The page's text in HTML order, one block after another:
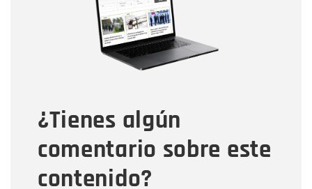
¿Tienes algún
comentario sobre este
contenido?
Correo electrónico
Tipo de comentario
Mensaje